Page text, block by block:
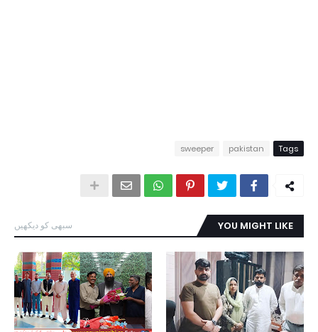
Tags
pakistan
sweeper
YOU MIGHT LIKE سبھی کو دیکھیں